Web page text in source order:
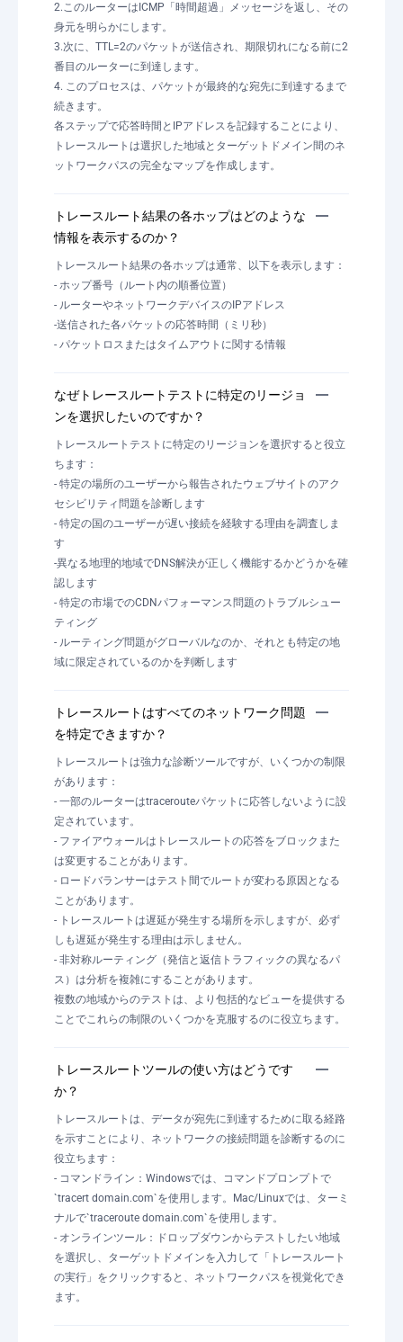
2.このルーターはICMP「時間超過」メッセージを返し、その
身元を明らかにします。
3.次に、TTL=2のパケットが送信され、期限切れになる前に2
番目のルーターに到達します。
4. このプロセスは、パケットが最終的な宛先に到達するまで
続きます。
各ステップで応答時間とIPアドレスを記録することにより、
トレースルートは選択した地域とターゲットドメイン間のネ
ットワークパスの完全なマップを作成します。
トレースルート結果の各ホップはどのような
情報を表示するのか？
トレースルート結果の各ホップは通常、以下を表示します：
- ホップ番号（ルート内の順番位置）
- ルーターやネットワークデバイスのIPアドレス
-送信された各パケットの応答時間（ミリ秒）
- パケットロスまたはタイムアウトに関する情報
なぜトレースルートテストに特定のリージョ
ンを選択したいのですか？
トレースルートテストに特定のリージョンを選択すると役立
ちます：
- 特定の場所のユーザーから報告されたウェブサイトのアク
セシビリティ問題を診断します
- 特定の国のユーザーが遅い接続を経験する理由を調査しま
す
-異なる地理的地域でDNS解決が正しく機能するかどうかを確
認します
- 特定の市場でのCDNパフォーマンス問題のトラブルシュー
ティング
- ルーティング問題がグローバルなのか、それとも特定の地
域に限定されているのかを判断します
トレースルートはすべてのネットワーク問題
を特定できますか？
トレースルートは強力な診断ツールですが、いくつかの制限
があります：
- 一部のルーターはtracerouteパケットに応答しないように設
定されています。
- ファイアウォールはトレースルートの応答をブロックまた
は変更することがあります。
- ロードバランサーはテスト間でルートが変わる原因となる
ことがあります。
- トレースルートは遅延が発生する場所を示しますが、必ず
しも遅延が発生する理由は示しません。
- 非対称ルーティング（発信と返信トラフィックの異なるパ
ス）は分析を複雑にすることがあります。
複数の地域からのテストは、より包括的なビューを提供する
ことでこれらの制限のいくつかを克服するのに役立ちます。
トレースルートツールの使い方はどうです
か？
トレースルートは、データが宛先に到達するために取る経路
を示すことにより、ネットワークの接続問題を診断するのに
役立ちます：
- コマンドライン：Windowsでは、コマンドプロンプトで
`tracert domain.com`を使用します。Mac/Linuxでは、ターミ
ナルで`traceroute domain.com`を使用します。
- オンラインツール：ドロップダウンからテストしたい地域
を選択し、ターゲットドメインを入力して「トレースルート
の実行」をクリックすると、ネットワークパスを視覚化でき
ます。